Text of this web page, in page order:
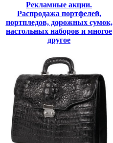
Рекламные акции.
Распродажа портфелей,
портпледов, дорожных сумок,
настольных наборов и многое
другое